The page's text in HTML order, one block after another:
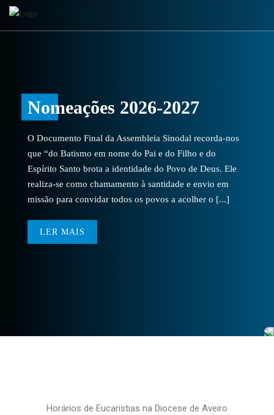
Nomeações 2026-2027
O Documento Final da Assembleia Sinodal recorda-nos
que “do Batismo em nome do Pai e do Filho e do
Espírito Santo brota a identidade do Povo de Deus. Ele
realiza-se como chamamento à santidade e envio em
missão para convidar todos os povos a acolher o [...]
LER MAIS
Horários de Eucaristias na Diocese de Aveiro